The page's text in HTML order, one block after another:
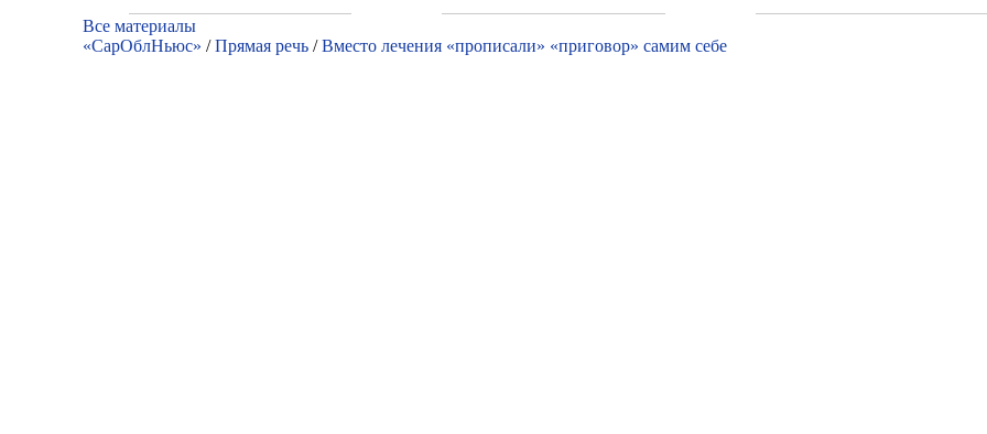
Все материалы
«СарОблНьюс» /Прямая речь /Вместо лечения «прописали» «приговор» самим себе